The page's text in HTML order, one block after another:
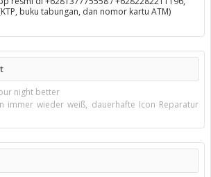
buku tabungan, dan nomor kartu ATM)
night better
immer wieder weiß, dauerhafte Icon Reparatur